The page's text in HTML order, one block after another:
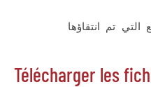
التي تم انتقاؤها
Télécharger les